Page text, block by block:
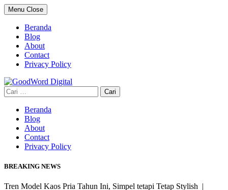
Skip
to
content
Menu Close
Beranda
Blog
About
Contact
Privacy Policy
Cari
untuk:
Beranda
Blog
About
Contact
Privacy Policy
BREAKING NEWS
Tren Model Kaos Pria Tahun Ini, Simpel tetapi Tetap Stylish |